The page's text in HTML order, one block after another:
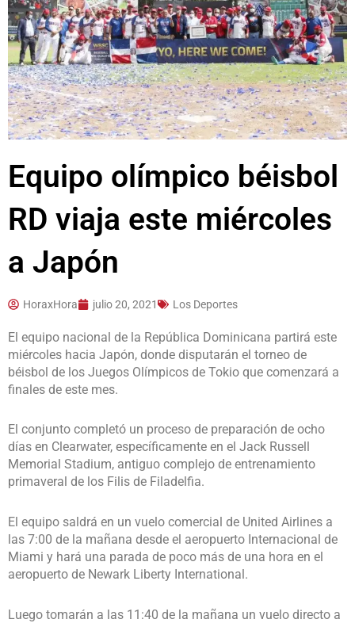
Equipo olímpico béisbol
RD viaja este miércoles
a Japón
HoraxHora julio 20, 2021 Los Deportes
El equipo nacional de la República Dominicana partirá este
miércoles hacia Japón, donde disputarán el torneo de
béisbol de los Juegos Olímpicos de Tokio que comenzará a
finales de este mes.
El conjunto completó un proceso de preparación de ocho
días en Clearwater, específicamente en el Jack Russell
Memorial Stadium, antiguo complejo de entrenamiento
primaveral de los Filis de Filadelfia.
El equipo saldrá en un vuelo comercial de United Airlines a
las 7:00 de la mañana desde el aeropuerto Internacional de
Miami y hará una parada de poco más de una hora en el
aeropuerto de Newark Liberty International.
Luego tomarán a las 11:40 de la mañana un vuelo directo a